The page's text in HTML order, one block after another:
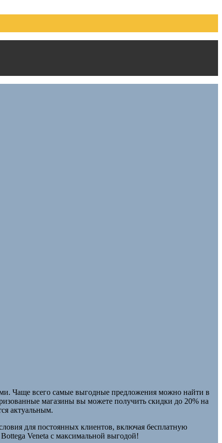
Чаще всего самые выгодные предложения можно найти в
магазины вы можете получить скидки до 20% на
актуальным.
для постоянных клиентов, включая бесплатную
Veneta с максимальной выгодой!